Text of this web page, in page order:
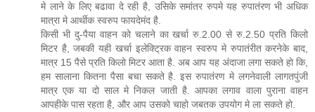
मे लाने के लिए बढावा दे रही है, उसिके समांतर रुपमे यह रुपातंरण भी अधिक
मात्रा मे आर्थीक स्वरुप फायदेमंद है.
किसी भी दु-पैया वाहन को चलाने का खर्चा रु.2.00 से रु.2.50 प्रति किलो
मिटर है, जबकी यही खर्चा इलेक्ट्रिक वाहन स्वरुप मे रुपातंरीत करनेके बाद,
मात्र 15 पैसे प्रति किलो मिटर आता है. अब आप यह अंदाजा लगा सकते हो कि,
हम सालाना कितना पैसा बचा सकते है. इस रुपातंरण मे लगनेवाली लागतपुंजी
मात्र एक या दो साल मे निकल जाती है. आपका लगाव वाला पुराना वाहन
आपहीके पास रहता है, और आप उसको चाहो जबतक उपयोग मे ला सकते हो.